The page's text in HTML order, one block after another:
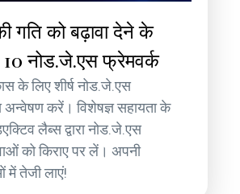
गति को बढ़ावा देने के
10 नोड.जे.एस फ्रेमवर्क
के लिए शीर्ष नोड.जे.एस
अन्वेषण करें। विशेषज्ञ सहायता के
लैब्स द्वारा नोड.जे.एस
को किराए पर लें। अपनी
में तेजी लाएं!